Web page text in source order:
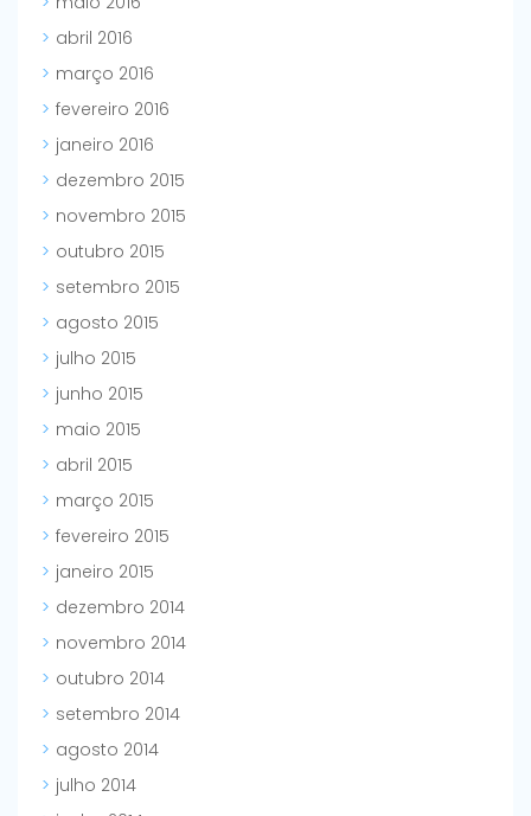
abril 2016
março 2016
fevereiro 2016
janeiro 2016
dezembro 2015
novembro 2015
outubro 2015
setembro 2015
agosto 2015
julho 2015
junho 2015
maio 2015
abril 2015
março 2015
fevereiro 2015
janeiro 2015
dezembro 2014
novembro 2014
outubro 2014
setembro 2014
agosto 2014
julho 2014